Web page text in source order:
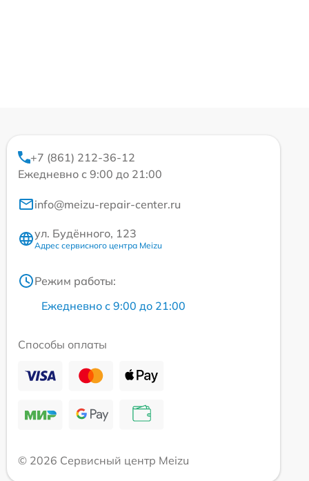
+7 (861) 212-36-12
Ежедневно с 9:00 до 21:00
info@meizu-repair-center.ru
ул. Будённого, 123
Адрес сервисного центра Meizu
Режим работы:
Ежедневно с 9:00 до 21:00
Способы оплаты
© 2026 Сервисный центр Meizu